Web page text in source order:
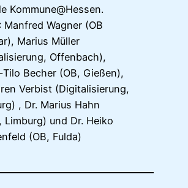
Kommune@Hessen.
Manfred Wagner (OB
Marius Müller
Offenbach),
Tilo Becher (OB, Gießen),
Verbist (Digitalisierung,
, Dr. Marius Hahn
Limburg) und Dr. Heiko
(OB, Fulda)